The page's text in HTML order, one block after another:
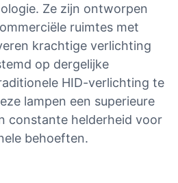
Ze zijn ontworpen
ruimtes met
krachtige verlichting
op dergelijke
HID-verlichting te
lampen een superieure
constante helderheid voor
behoeften.